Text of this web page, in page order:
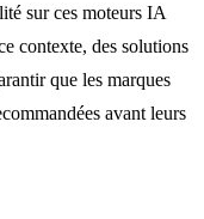
sur ces moteurs IA
contexte, des solutions
que les marques
avant leurs